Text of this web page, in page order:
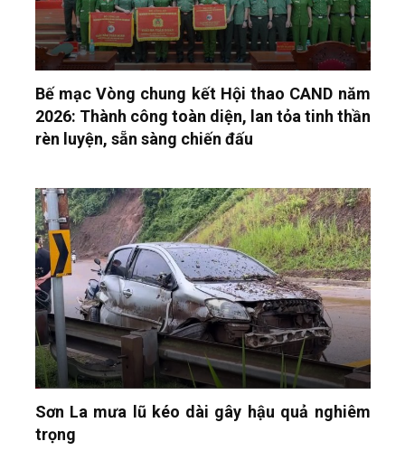
Bế mạc Vòng chung kết Hội thao CAND năm
2026: Thành công toàn diện, lan tỏa tinh thần
rèn luyện, sẵn sàng chiến đấu
Sơn La mưa lũ kéo dài gây hậu quả nghiêm
trọng